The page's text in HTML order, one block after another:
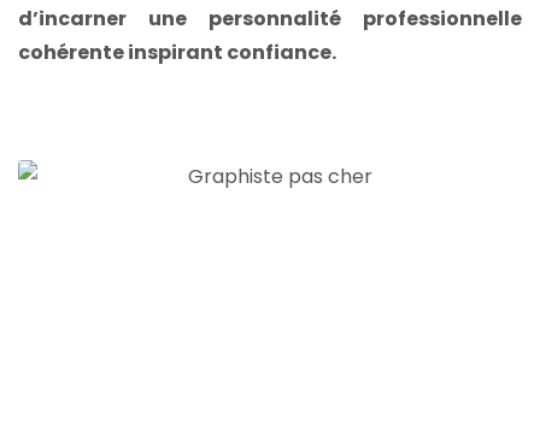
d’incarner une personnalité professionnelle
cohérente inspirant confiance.